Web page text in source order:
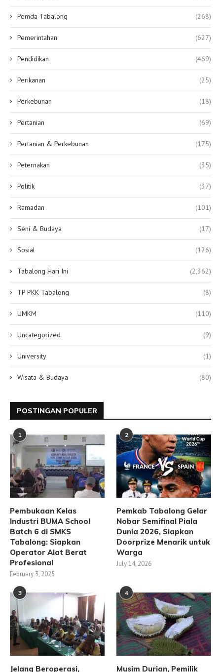
Pemda Tabalong (268)
Pemerintahan (627)
Pendidikan (469)
Perikanan (25)
Perkebunan (18)
Pertanian (69)
Pertanian & Perkebunan (175)
Peternakan (35)
Politik (37)
Ramadan (101)
Seni & Budaya (17)
Sosial (126)
Tabalong Hari Ini (2,362)
TP PKK Tabalong (8)
UMKM (110)
Uncategorized (9)
University (1)
Wisata & Budaya (80)
POSTINGAN POPULER
1
Pembukaan Kelas
Industri BUMA School
Batch 6 di SMKS
Tabalong: Siapkan
Operator Alat Berat
Profesional
February 3, 2025
2
Pemkab Tabalong Gelar
Nobar Semifinal Piala
Dunia 2026, Siapkan
Doorprize Menarik untuk
Warga
July 14, 2026
3
Jelang Beroperasi,
4
Musim Durian, Pemilik